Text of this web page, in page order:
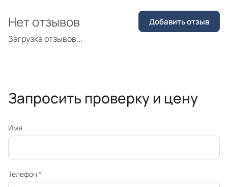
Загрузка отзывов...
Нет отзывов Добавить отзыв
Запросить проверку и цену
Имя
Телефон*